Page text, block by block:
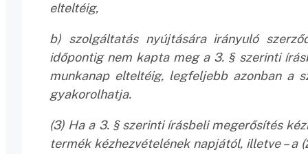
elteltéig,
b) szolgáltatás nyújtására irányuló
időpontig nem kapta meg a 3. § szerinti
munkanap elteltéig, legfeljebb azonban a
gyakorolhatja.
(3) Ha a 3. § szerinti írásbeli megerősítés
termék kézhezvételének napjától, illetve – a